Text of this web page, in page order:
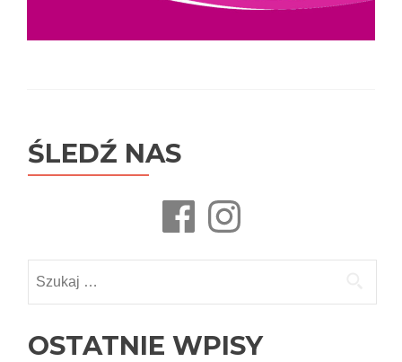
ŚLEDŹ NAS
FacebookInstagram
OSTATNIE WPISY